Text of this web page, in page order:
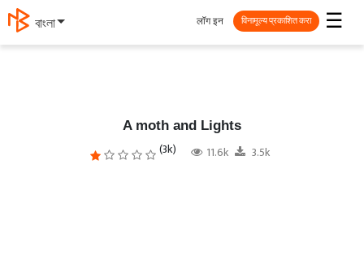
বাংলা ☰
लॉग इन विनामूल्य प्रकाशित करा
A moth and Lights
(3k) 11.6k 3.5k